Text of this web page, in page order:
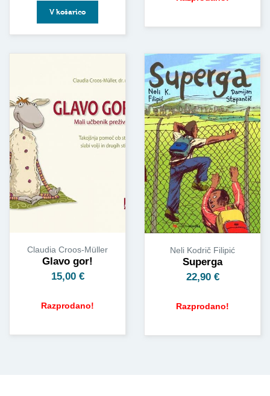
V košarico
Claudia Croos-Müller
Glavo gor!
15,00 €
Razprodano!
Neli Kodrič Filipić
Superga
22,90 €
Razprodano!